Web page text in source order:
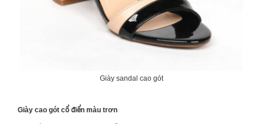
Giày sandal cao gót
Giày cao gót cổ điển màu trơn